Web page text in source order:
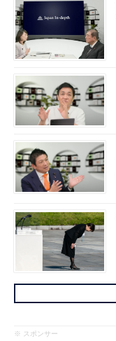
※ スポンサー